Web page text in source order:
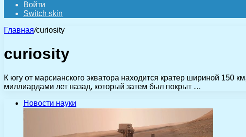
Войти
Switch skin
Главная/curiosity
curiosity
К югу от марсианского экватора находится кратер шириной 150
миллиардами лет назад, который затем был покрыт …
Новости науки